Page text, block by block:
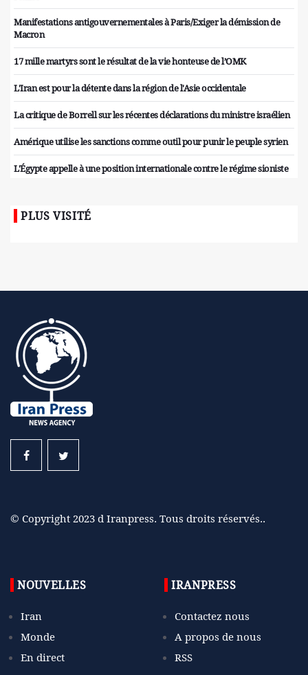
Manifestations antigouvernementales à Paris/Exiger la démission de
Macron
17 mille martyrs sont le résultat de la vie honteuse de l’OMK
L'Iran est pour la détente dans la région de l'Asie occidentale
La critique de Borrell sur les récentes déclarations du ministre israélien
Amérique utilise les sanctions comme outil pour punir le peuple syrien
L'Égypte appelle à une position internationale contre le régime sioniste
PLUS VISITÉ
© Copyright 2023 d Iranpress. Tous droits réservés..
NOUVELLES
Iran
Monde
En direct
IRANPRESS
Contactez nous
A propos de nous
RSS